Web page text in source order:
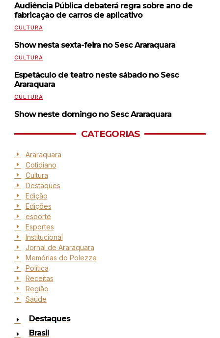
Audiência Pública debaterá regra sobre ano de
fabricação de carros de aplicativo
CULTURA
Show nesta sexta-feira no Sesc Araraquara
CULTURA
Espetáculo de teatro neste sábado no Sesc
Araraquara
CULTURA
Show neste domingo no Sesc Araraquara
CATEGORIAS
Araraquara
Cotidiano
Cultura
Destaques
Edição
Edições
esporte
Esportes
Institucional
Jornal de Araraquara
Memórias do Polezze
Política
Receitas
Região
Saúde
Destaques
Brasil